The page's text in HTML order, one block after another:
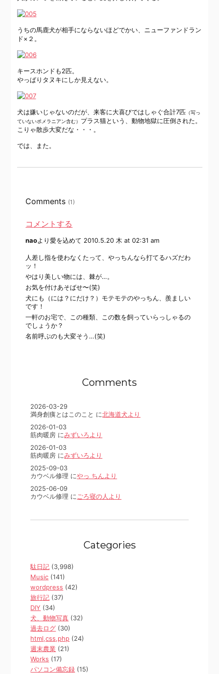
うちの馬鹿犬が相手にならないほどでかい、ニューファンドラン
ド×２。
キースホンドも2匹。
やっぱりタヌキにしか見えない。
犬は嫌いじゃないのだが、来客に大喜びではしゃぐ合計7匹 （写っ
ていないポメラニアン含む） プラス猫という、動物地獄に圧倒された。
こりゃ散歩大変だな・・・。
では、また。
Comments (1)
コメントする
naoより愛を込めて 2010.5.20 木 at 02:31 am
人差し指を使わなくたって、やっちんなら打てるハズだわ
ッ！
やはり美しい物には、棘が…。
お気を付けあそばせ〜(笑)
犬にも（には？にだけ？）モテモテのやっちん、羨ましい
です！
一軒のお宅で、この種類、この数を飼っていらっしゃるの
でしょうか？
名前呼ぶのも大変そう…(笑)
Comments
2026-03-29
満身創痍とはこのこと に北海道犬より
2026-01-03
筋肉暖房 にみずいろより
2026-01-03
筋肉暖房 にみずいろより
2025-09-03
カウベル修理 にやっ ちんより
2025-06-09
カウベル修理 に ごろ寝の人より
Categories
駄日記 (3,998)
Music (141)
wordpress (42)
旅行記 (37)
DIY (34)
犬、動物写真 (32)
過去ログ (30)
html,css,php (24)
週末農業 (21)
Works (17)
パソコン備忘録 (15)